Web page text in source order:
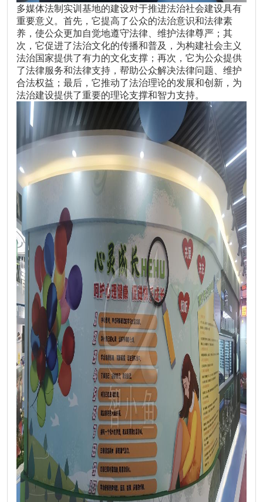
多媒体法制实训基地的建设对于推进法治社会建设具有
重要意义。首先，它提高了公众的法治意识和法律素
养，使公众更加自觉地遵守法律、维护法律尊严；其
次，它促进了法治文化的传播和普及，为构建社会主义
法治国家提供了有力的文化支撑；再次，它为公众提供
了法律服务和法律支持，帮助公众解决法律问题、维护
合法权益；最后，它推动了法治理论的发展和创新，为
法治建设提供了重要的理论支撑和智力支持。